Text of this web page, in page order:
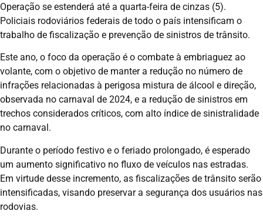
Operação se estenderá até a quarta-feira de cinzas (5).
Policiais rodoviários federais de todo o país intensificam o
trabalho de fiscalização e prevenção de sinistros de trânsito.
Este ano, o foco da operação é o combate à embriaguez ao
volante, com o objetivo de manter a redução no número de
infrações relacionadas à perigosa mistura de álcool e direção,
observada no carnaval de 2024, e a redução de sinistros em
trechos considerados críticos, com alto índice de sinistralidade
no carnaval.
Durante o período festivo e o feriado prolongado, é esperado
um aumento significativo no fluxo de veículos nas estradas.
Em virtude desse incremento, as fiscalizações de trânsito serão
intensificadas, visando preservar a segurança dos usuários nas
rodovias.